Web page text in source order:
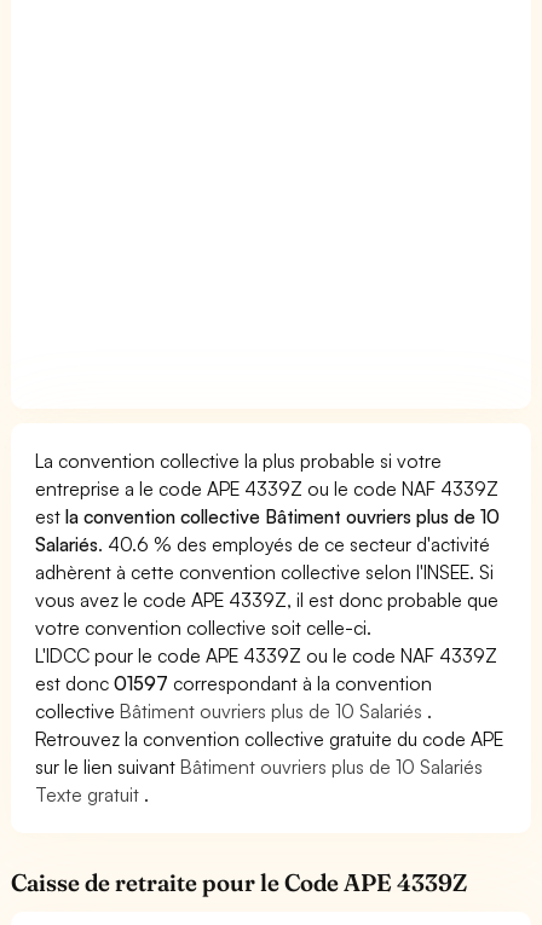
La convention collective la plus probable si votre
entreprise a le code APE 4339Z ou le code NAF 4339Z
estla convention collective Bâtiment ouvriers plus de 10
Salariés. 40.6 % des employés de ce secteur d'activité
adhèrent à cette convention collective selon l'INSEE. Si
vous avez le code APE 4339Z, il est donc probable que
votre convention collective soit celle-ci.
L'IDCC pour le code APE 4339Z ou le code NAF 4339Z
est donc01597 correspondant à la convention
collectiveBâtiment ouvriers plus de 10 Salariés .
Retrouvez la convention collective gratuite du code APE
sur le lien suivantBâtiment ouvriers plus de 10 Salariés
Texte gratuit .
Caisse de retraite pour le Code APE 4339Z